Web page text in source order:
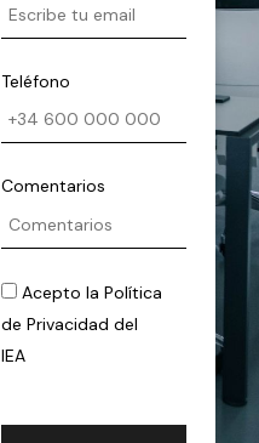
Teléfono
Comentarios
Acepto laPolítica
de Privacidad del
IEA